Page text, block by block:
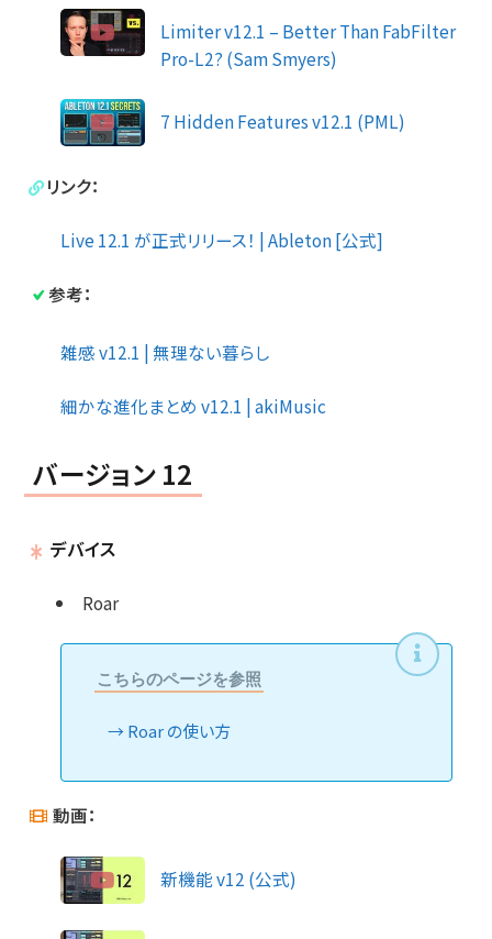
Limiter v12.1 – Better Than FabFilter
Pro-L2? (Sam Smyers)
7 Hidden Features v12.1 (PML)
リンク：
Live 12.1 が正式リリース！ | Ableton [公式]
参考：
雑感 v12.1 | 無理ない暮らし
細かな進化まとめ v12.1 | akiMusic
バージョン 12
デバイス
Roar
こちらのページを参照
Roar の使い方
動画：
新機能 v12 (公式)